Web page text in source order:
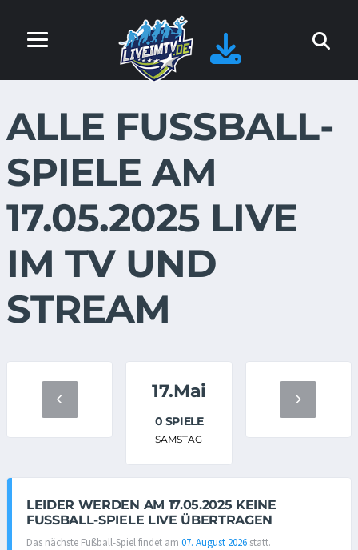
ALLE FUSSBALL-S
PIELE AM 1
7.05.2025 LIVE I
M TV UND S
TREAM
17.Mai
0 SPIELE
SAMSTAG
LEIDER WERDEN AM 17.05.2025 KEINE
FUSSBALL-SPIELE LIVE ÜBERTRAGEN
Das nächste Fußball-Spiel findet am 07. August 2026 statt.